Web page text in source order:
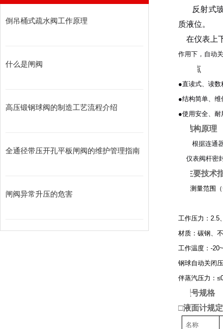
倒吊桶式疏水阀工作原理
什么是闸阀
高压锻钢球阀的制造工艺流程介绍
全通径带压开孔平板闸阀的维护管理指南
闸阀异常升压的危害
反射式
质液位。
在仪表上
作用下，自动
特
●直读式、读数
●结构简单、维
●使用安全、耐
结构原理
根据连通
仪表阀杆密
主要技术
测量范围
工作压力：2.5
材质：碳钢、
工作温度：-
钢球自动关闭
伴蒸汽压力：
型号规格
□液面计规
名称